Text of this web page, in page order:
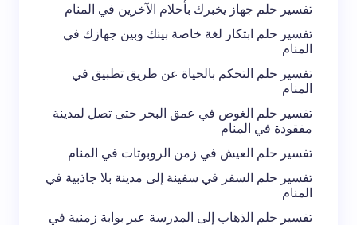
لاستخدامه في المرة المقبلة في تعليقي.
تفسير حلم جهاز يخبرك بأحلام الآخرين في المنام
تفسير حلم ابتكار لغة خاصة بينك وبين جهازك في
المنام
تفسير حلم التحكم بالحياة عن طريق تطبيق في
المنام
تفسير حلم الغوص في عمق البحر حتى تصل لمدينة
مفقودة في المنام
تفسير حلم العيش في زمن الروبوتات في المنام
تفسير حلم السفر في سفينة إلى مدينة بلا جاذبية في
المنام
تفسير حلم الذهاب إلى المدرسة عبر بوابة زمنية في